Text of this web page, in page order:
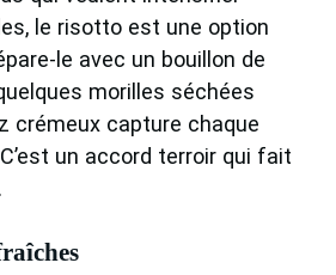
le risotto est une option
le avec un bouillon de
morilles séchées
crémeux capture chaque
un accord terroir qui fait